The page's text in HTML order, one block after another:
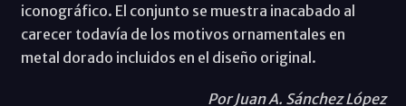
iconográfico. El conjunto se muestra inacabado al
carecer todavía de los motivos ornamentales en
metal dorado incluidos en el diseño original.
Por Juan A. Sánchez López